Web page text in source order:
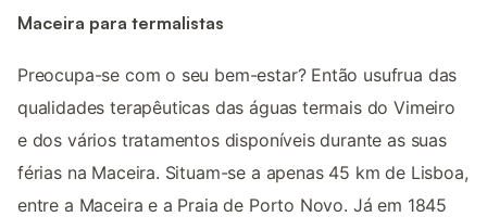
Maceira para termalistas
Preocupa-se com o seu bem-estar? Então usufrua das
qualidades terapêuticas das águas termais do Vimeiro
e dos vários tratamentos disponíveis durante as suas
férias na Maceira. Situam-se a apenas 45 km de Lisboa,
entre a Maceira e a Praia de Porto Novo. Já em 1845